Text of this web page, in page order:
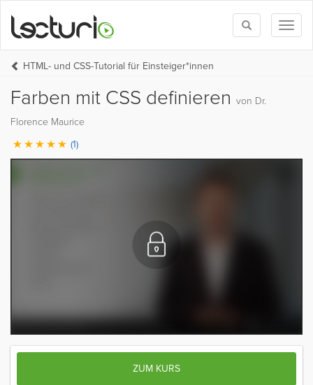
Toggle
search
HTML- und CSS-Tutorial für Einsteiger*innen
Farben mit CSS definieren von Dr.
Florence Maurice
(1)
ZUM KURS